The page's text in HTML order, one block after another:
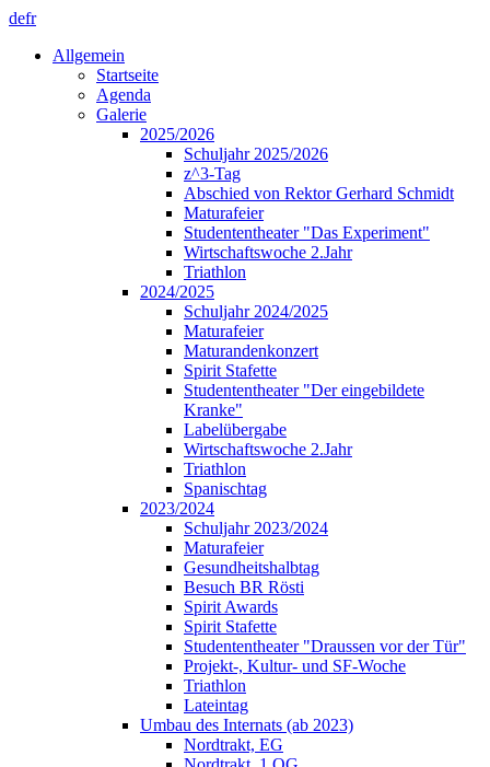
defr
Allgemein
Startseite
Agenda
Galerie
2025/2026
Schuljahr 2025/2026
z^3-Tag
Abschied von Rektor Gerhard Schmidt
Maturafeier
Studententheater "Das Experiment"
Wirtschaftswoche 2.Jahr
Triathlon
2024/2025
Schuljahr 2024/2025
Maturafeier
Maturandenkonzert
Spirit Stafette
Studententheater "Der eingebildete
Kranke"
Labelübergabe
Wirtschaftswoche 2.Jahr
Triathlon
Spanischtag
2023/2024
Schuljahr 2023/2024
Maturafeier
Gesundheitshalbtag
Besuch BR Rösti
Spirit Awards
Spirit Stafette
Studententheater "Draussen vor der Tür"
Projekt-, Kultur- und SF-Woche
Triathlon
Lateintag
Umbau des Internats (ab 2023)
Nordtrakt, EG